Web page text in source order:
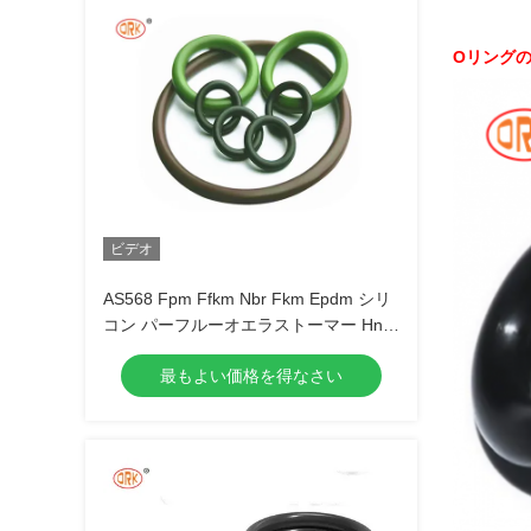
ビデオ
AS568 Fpm Ffkm Nbr Fkm Epdm シリ
コン パーフルーオエラストーマー Hnbr
EN549 ゴム Oリング 1mm シール
最もよい価格を得なさい
Oリング